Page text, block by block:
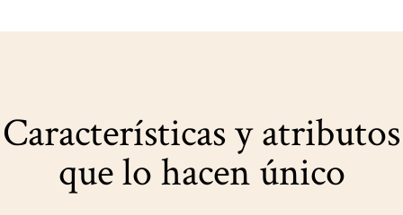
Características y atributos
que lo hacen único